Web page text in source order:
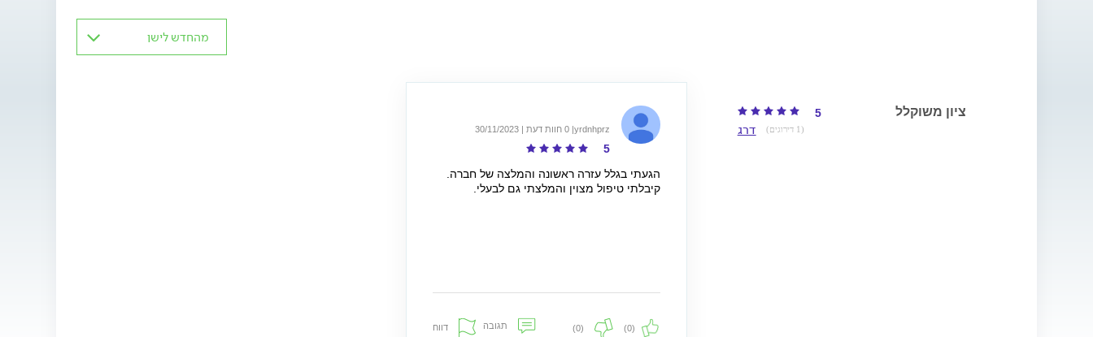
ציון משוקלל 5
דרג (1 דירוגים)
מהחדש לישן
yrdnhprz| 0 חוות דעת | 30/11/2023
5
הגעתי בגלל עזרה ראשונה והמלצה של חברה.
קיבלתי טיפול מצוין והמלצתי גם לבעלי.
(0)
(0) תגובה דווח